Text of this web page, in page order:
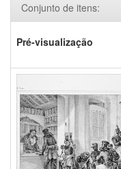
Conjunto de itens:
Pré-visualização